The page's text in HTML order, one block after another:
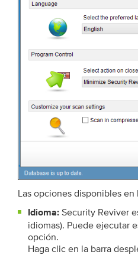
Las opciones disponibles
Idioma: Security Reviver
idiomas). Puede ejecutar
opción.
Haga clic en la barra